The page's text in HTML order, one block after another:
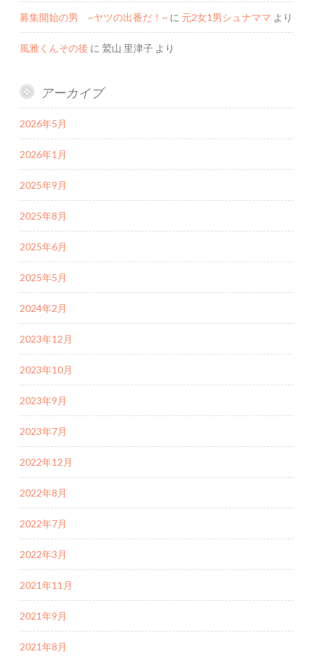
募集開始の男 ~ヤツの出番だ！~ に 元2女1男シュナママ より
風雅くんその後 に 鷲山 里津子 より
アーカイブ
2026年5月
2026年1月
2025年9月
2025年8月
2025年6月
2025年5月
2024年2月
2023年12月
2023年10月
2023年9月
2023年7月
2022年12月
2022年8月
2022年7月
2022年3月
2021年11月
2021年9月
2021年8月